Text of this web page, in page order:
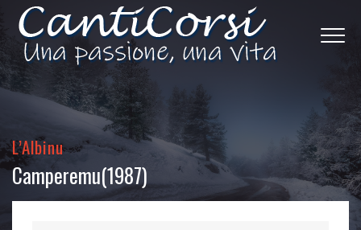
L’Albinu
Camperemu(1987)